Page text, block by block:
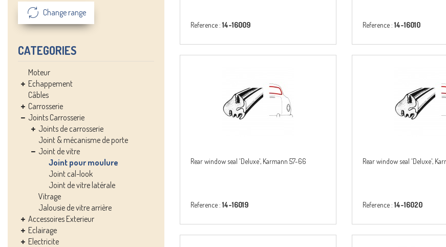
Change range
CATEGORIES
Moteur
Echappement
Câbles
Carrosserie
Joints Carrosserie
Joints de carrosserie
Joint & mécanisme de porte
Joint de vitre
Joint pour moulure
Joint cal-look
Joint de vitre latérale
Vitrage
Jalousie de vitre arrière
Accessoires Exterieur
Eclairage
Electricite
Reference :14-16009 Reference :14-16010
Rear window seal 'Deluxe', Karmann 57-66
Reference :14-16019
Rear window seal 'Deluxe',
Reference :14-16020